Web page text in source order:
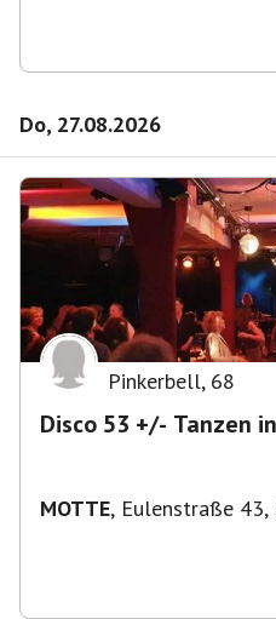
Do, 27.08.2026
Pinkerbell, 68
Disco 53 +/- Tanzen
MOTTE, Eulenstraße